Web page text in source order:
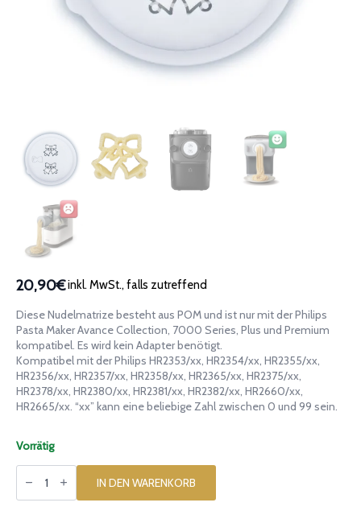
20,90€inkl. MwSt., falls zutreffend
Diese Nudelmatrize besteht aus POM und ist nur mit der Philips
Pasta Maker Avance Collection, 7000 Series, Plus und Premium
kompatibel. Es wird kein Adapter benötigt.
Kompatibel mit der Philips HR2353/xx, HR2354/xx, HR2355/xx,
HR2356/xx, HR2357/xx, HR2358/xx, HR2365/xx, HR2375/xx,
HR2378/xx, HR2380/xx, HR2381/xx, HR2382/xx, HR2660/xx,
HR2665/xx. “xx” kann eine beliebige Zahl zwischen 0 und 99 sein.
Vorrätig
Matrize
aus
Glocken
IN DEN WARENKORB